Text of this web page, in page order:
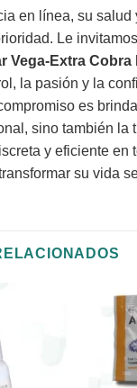
en línea, su salud
Le
Vega-Extra Cobra
la pasión y la
es
sino también la
y eficiente en
su vida